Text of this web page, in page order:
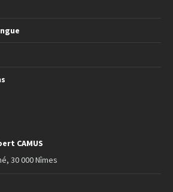
CAMUS
30 000 Nîmes